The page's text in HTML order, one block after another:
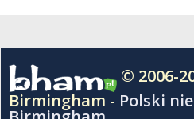
© 2006-
Birmingham - Polski